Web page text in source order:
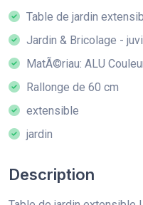
Table de jardin
Jardin & Bricolage -
MatÃ©riau: ALU
Rallonge de 60 cm
extensible
jardin
Description